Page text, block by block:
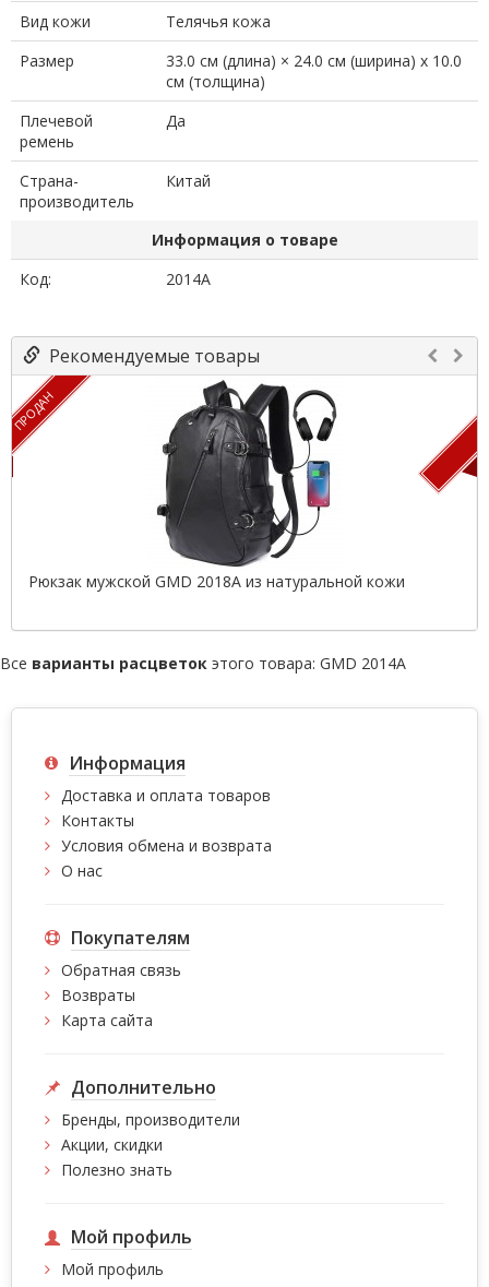
Вид кожи
Телячья кожа
Размер
33.0 см (длина) × 24.0 см (ширина) x 10.0
см (толщина)
Плечевой
ремень
Да
Страна-
производитель
Китай
Информация о товаре
Код:
2014A
Рекомендуемые товары
ПРОДАН
Рюкзак мужской GMD 2018A из натуральной кожи
Все варианты расцветок этого товара: GMD 2014A
Информация
Доставка и оплата товаров
Контакты
Условия обмена и возврата
О нас
Покупателям
Обратная связь
Возвраты
Карта сайта
Дополнительно
Бренды, производители
Акции, скидки
Полезно знать
Мой профиль
Мой профиль